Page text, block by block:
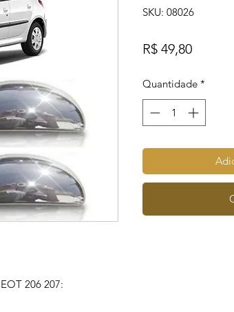
206 207:
SKU: 08026
R$ 49,80Preço
Quantidade *